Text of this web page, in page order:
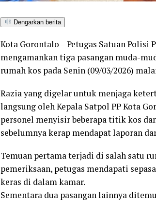
Dengarkan berita
Kota Gorontalo – Petugas Satuan Polisi
mengamankan tiga pasangan muda-
rumah kos pada Senin (09/03/2026)
Razia yang digelar untuk menjaga
langsung oleh Kepala Satpol PP Kota
personel menyisir beberapa titik kos
sebelumnya kerap mendapat laporan
Temuan pertama terjadi di salah satu
pemeriksaan, petugas mendapati
keras di dalam kamar.
Sementara dua pasangan lainnya